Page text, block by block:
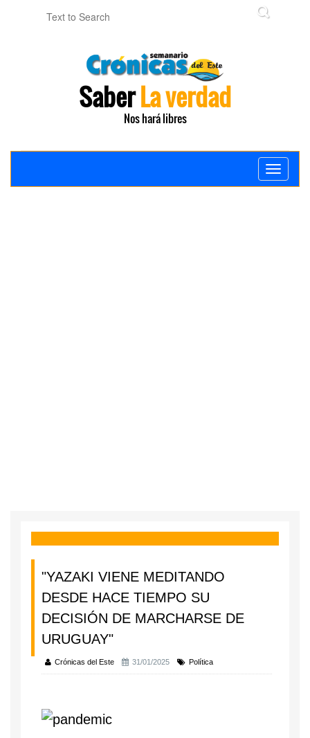
SaberLa verdad
Nos hará libres
Toggle
"YAZAKI VIENE MEDITANDO
DESDE HACE TIEMPO SU
DECISIÓN DE MARCHARSE DE
URUGUAY"
Crónicas del Este 31/01/2025 Política